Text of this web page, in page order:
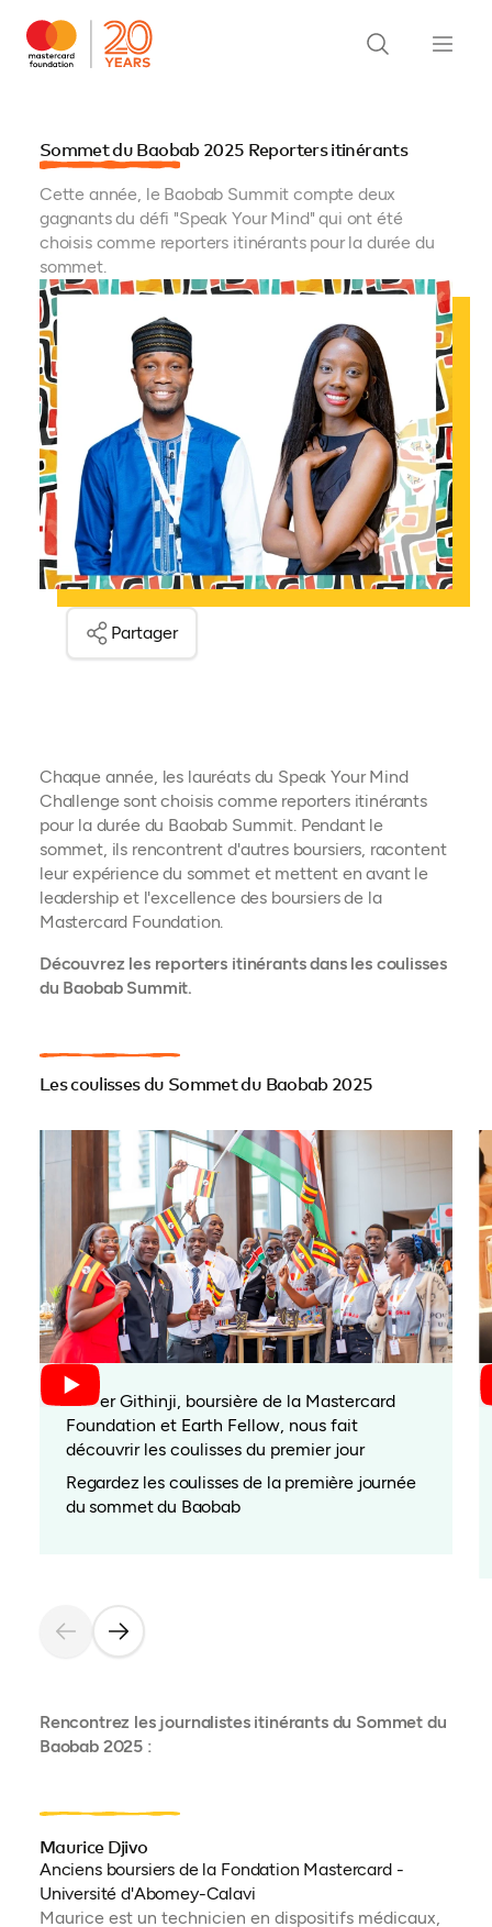
Sommet du Baobab 2025 Reporters itinérants
Cette année, le Baobab Summit compte deux
gagnants du défi "Speak Your Mind" qui ont été
choisis comme reporters itinérants pour la durée du
sommet.
Partager
Chaque année, les lauréats du Speak Your Mind
Challenge sont choisis comme reporters itinérants
pour la durée du Baobab Summit. Pendant le
sommet, ils rencontrent d'autres boursiers, racontent
leur expérience du sommet et mettent en avant le
leadership et l'excellence des boursiers de la
Mastercard Foundation.
Découvrez les reporters itinérants dans les coulisses
du Baobab Summit.
Les coulisses du Sommet du Baobab 2025
Esther Githinji, boursière de la Mastercard
Foundation et Earth Fellow, nous fait
découvrir les coulisses du premier jour
Regardez les coulisses de la première journée
du sommet du Baobab
Rencontrez les journalistes itinérants du Sommet du
Baobab 2025 :
Maurice Djivo
Anciens boursiers de la Fondation Mastercard -
Université d'Abomey-Calavi
Maurice est un technicien en dispositifs médicaux,